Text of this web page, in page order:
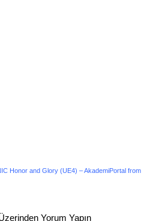
Honor and Glory (UE4) – AkademiPortal from
Yorum Yapın